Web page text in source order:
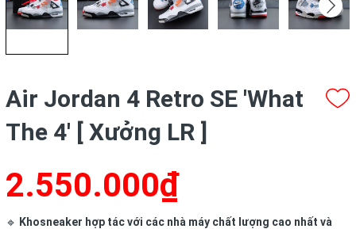
Air Jordan 4 Retro SE 'What
The 4' [ Xưởng LR ]
2.550.000₫
🔹 Khosneaker hợp tác với các nhà máy chất lượng cao nhất và